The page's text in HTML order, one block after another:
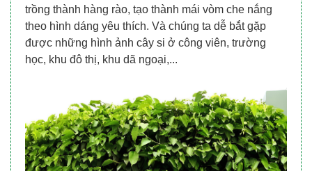
trồng thành hàng rào, tạo thành mái vòm che nắng
theo hình dáng yêu thích. Và chúng ta dễ bắt gặp
được những hình ảnh cây si ở công viên, trường
học, khu đô thị, khu dã ngoại,...